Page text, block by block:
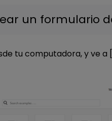
un formulario
tu computadora, y ve a